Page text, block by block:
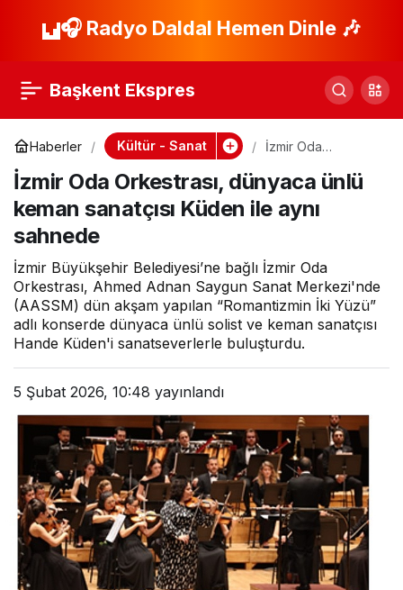
🎧 Radyo Daldal Hemen Dinle 🎶
Başkent Ekspres
Haberler Kültür - Sanat
İzmir Oda
dünyaca ünlü
keman sanatçısı
Küden ile aynı
sahnede
İzmir Oda Orkestrası, dünyaca ünlü
keman sanatçısı Küden ile aynı
sahnede
İzmir Büyükşehir Belediyesi’ne bağlı İzmir Oda
Orkestrası, Ahmed Adnan Saygun Sanat Merkezi'nde
(AASSM) dün akşam yapılan “Romantizmin İki Yüzü”
adlı konserde dünyaca ünlü solist ve keman sanatçısı
Hande Küden'i sanatseverlerle buluşturdu.
5 Şubat 2026, 10:48 yayınlandı
Ryan Murphy’den
Geliyor: ‘Love Story’
Paylaş